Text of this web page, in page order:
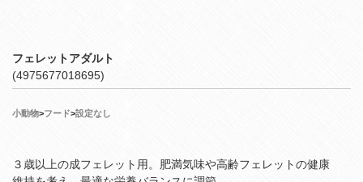
フェレットアダルト
(4975677018695)
小動物>フード>設定なし
３歳以上の成フェレット用。肥満気味や高齢フェレットの健康